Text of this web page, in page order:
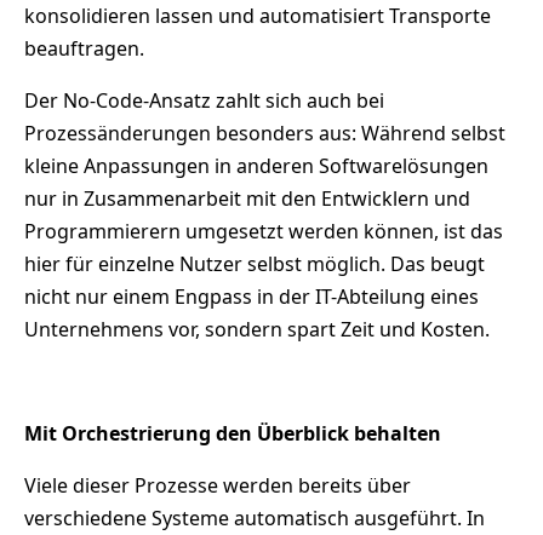
konsolidieren lassen und automatisiert Transporte
beauftragen.
Der No-Code-Ansatz zahlt sich auch bei
Prozessänderungen besonders aus: Während selbst
kleine Anpassungen in anderen Softwarelösungen
nur in Zusammenarbeit mit den Entwicklern und
Programmierern umgesetzt werden können, ist das
hier für einzelne Nutzer selbst möglich. Das beugt
nicht nur einem Engpass in der IT-Abteilung eines
Unternehmens vor, sondern spart Zeit und Kosten.
Mit Orchestrierung den Überblick behalten
Viele dieser Prozesse werden bereits über
verschiedene Systeme automatisch ausgeführt. In